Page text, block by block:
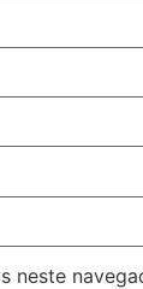
neste